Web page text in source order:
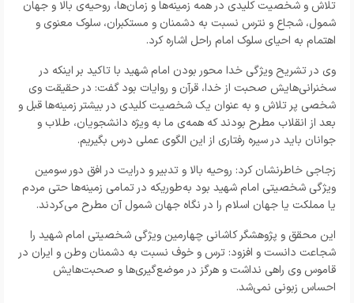
تلاش و شخصیت کلیدی در همه‌ زمینه‌ها و زمان‌ها، روحیه‌ی بالا و جهان
شمول، شجاع و نترس نسبت به دشمنان و مستکبران، سلوک معنوی و
اهتمام به احیای سلوک امام راحل اشاره کرد.
وی در تشریح ویژگی خدا محور بودن امام شهید با تاکید بر اینکه در
سخنرانی‌هایش صحبت از خدا، قرآن و روایات بود گفت: در حقیقت وی
شخصی پر تلاش و به عنوان یک شخصیت کلیدی در بیشتر زمینه‌ها قبل و
بعد از انقلاب مطرح بودند که همه‌ی ما به ویژه دانشجویان، طلاب و
جوانان باید در سیره رفتاری از این الگوی عملی درس بگیریم.
زجاجی خاطرنشان کرد: روحیه بالا و تدبیر و درایت در افق دور سومین
ویژگی شخصیتی امام شهید بود به‌طوریکه در تمامی زمینه‌ها حتی مردم
یا مملکت یا جهان اسلام را در نگاه جهان شمول آن مطرح می‌کردند.
این محقق و پژوهشگر کاشانی چهارمین ویژگی شخصیتی امام شهید را
شجاعت دانست و افزود: ترس و خوف نسبت به دشمنان وطن و ایران در
قاموس وی راهی نداشت و هرگز در موضع‌گیری‌ها و صحبت‌هایش
احساس زبونی نمی‌شد.